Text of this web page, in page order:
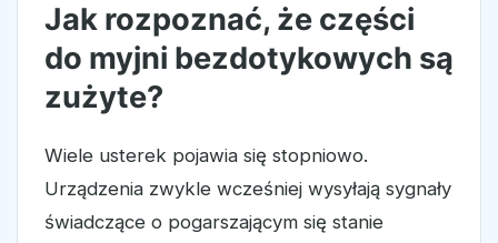
Jak rozpoznać, że części
do myjni bezdotykowych są
zużyte?
Wiele usterek pojawia się stopniowo.
Urządzenia zwykle wcześniej wysyłają sygnały
świadczące o pogarszającym się stanie